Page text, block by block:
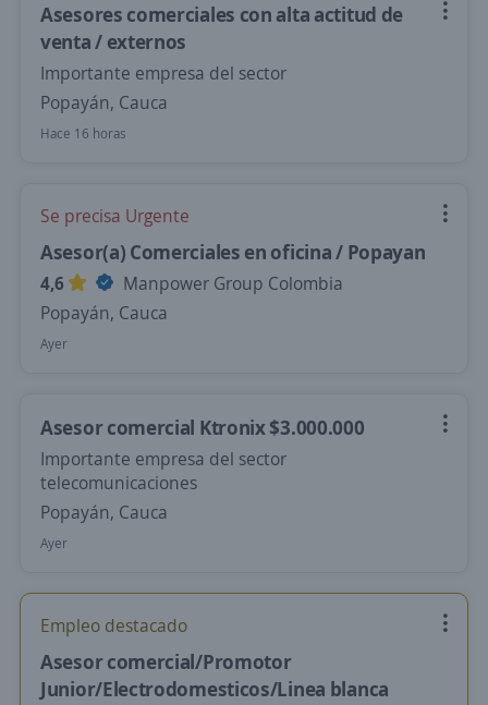
Asesores comerciales con alta actitud de
venta / externos
Importante empresa del sector
Popayán, Cauca
Hace 16 horas
Se precisa Urgente
Asesor(a) Comerciales en oficina / Popayan
4,6
Manpower Group Colombia
Popayán, Cauca
Ayer
Asesor comercial Ktronix $3.000.000
Importante empresa del sector
telecomunicaciones
Popayán, Cauca
Ayer
Empleo destacado
Asesor comercial/Promotor
Junior/Electrodomesticos/Linea blanca